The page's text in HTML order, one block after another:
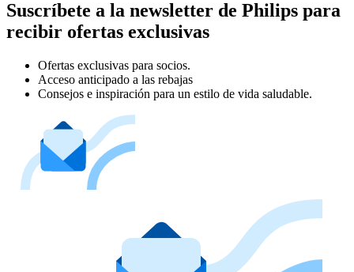
Suscríbete a la newsletter de Philips para
recibir ofertas exclusivas
Ofertas exclusivas para socios.
Acceso anticipado a las rebajas
Consejos e inspiración para un estilo de vida saludable.